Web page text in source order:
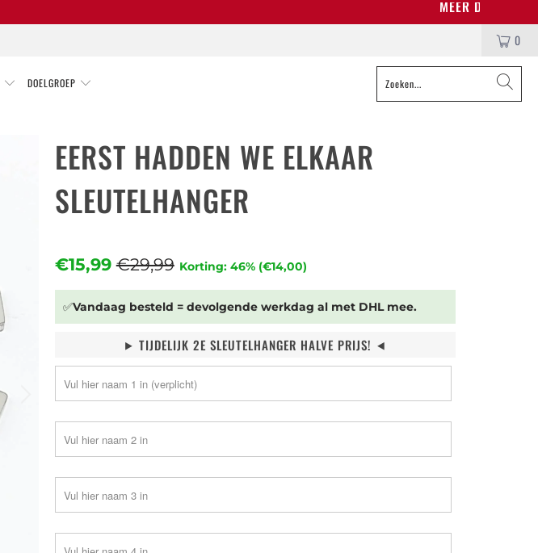
MEER DAN 200.750 TEVREDEN KLANTEN
0
DOELGROEP
EERST HADDEN WE ELKAAR
SLEUTELHANGER
€15,99 €29,99 Korting: 46% (€14,00)
✅Vandaag besteld = devolgende werkdag al met DHL mee.
⯈ TIJDELIJK 2E SLEUTELHANGER HALVE PRIJS! ⯇